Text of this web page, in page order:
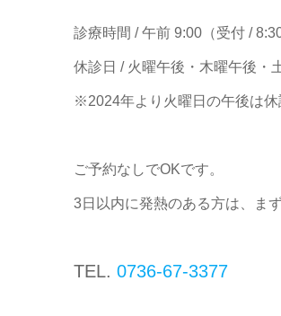
診療時間 / 午前 9:00（受付 /
休診日 / 火曜午後・木曜午後・
※2024年より火曜日の午後は休
ご予約なしでOKです。
3日以内に発熱のある方は、ま
TEL. 0736-67-3377